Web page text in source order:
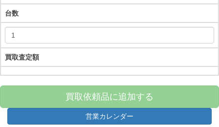
台数
買取査定額
買取依頼品に追加する
営業カレンダー